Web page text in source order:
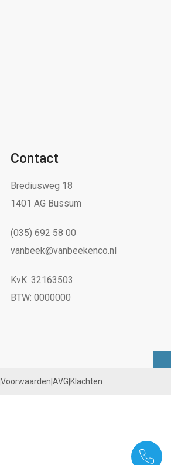
Contact
Brediusweg 18
1401 AG Bussum
(035) 692 58 00
vanbeek@vanbeekenco.nl
KvK: 32163503
BTW: 0000000
Voorwaarden AVG Klachten